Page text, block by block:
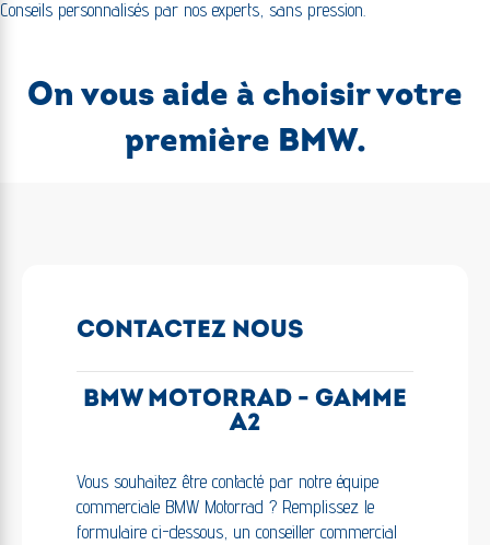
Conseils personnalisés par nos experts, sans pression.
On vous aide à choisir votre
première BMW.
CONTACTEZ NOUS
BMW MOTORRAD - GAMME
A2
Vous souhaitez être contacté par notre équipe
commerciale BMW Motorrad ? Remplissez le
formulaire ci-dessous, un conseiller commercial